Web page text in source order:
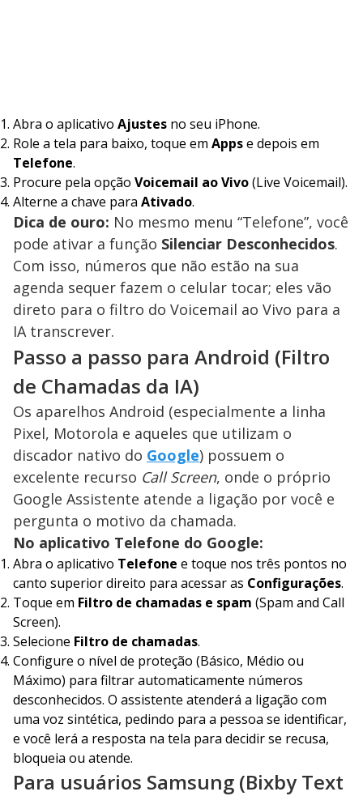
Abra o aplicativo Ajustes no seu iPhone.
Role a tela para baixo, toque em Appse depois em
Telefone.
Procure pela opção Voicemail ao Vivo(Live Voicemail).
Alterne a chave para Ativado.
Dica de ouro: No mesmo menu “Telefone”, você
pode ativar a função Silenciar Desconhecidos.
Com isso, números que não estão na sua
agenda sequer fazem o celular tocar; eles vão
direto para o filtro do Voicemail ao Vivo para a
IA transcrever.
Passo a passo para Android (Filtro
de Chamadas da IA)
Os aparelhos Android (especialmente a linha
Pixel, Motorola e aqueles que utilizam o
discador nativo do Google) possuem o
excelente recurso Call Screen, onde o próprio
Google Assistente atende a ligação por você e
pergunta o motivo da chamada.
No aplicativo Telefone do Google:
Abra o aplicativo Telefone e toque nos três pontos no
canto superior direito para acessar as Configurações.
Toque em Filtro de chamadas e spam (Spam and Call
Screen).
Selecione Filtro de chamadas.
Configure o nível de proteção (Básico, Médio ou
Máximo) para filtrar automaticamente números
desconhecidos. O assistente atenderá a ligação com
uma voz sintética, pedindo para a pessoa se identificar,
e você lerá a resposta na tela para decidir se recusa,
bloqueia ou atende.
Para usuários Samsung (Bixby Text